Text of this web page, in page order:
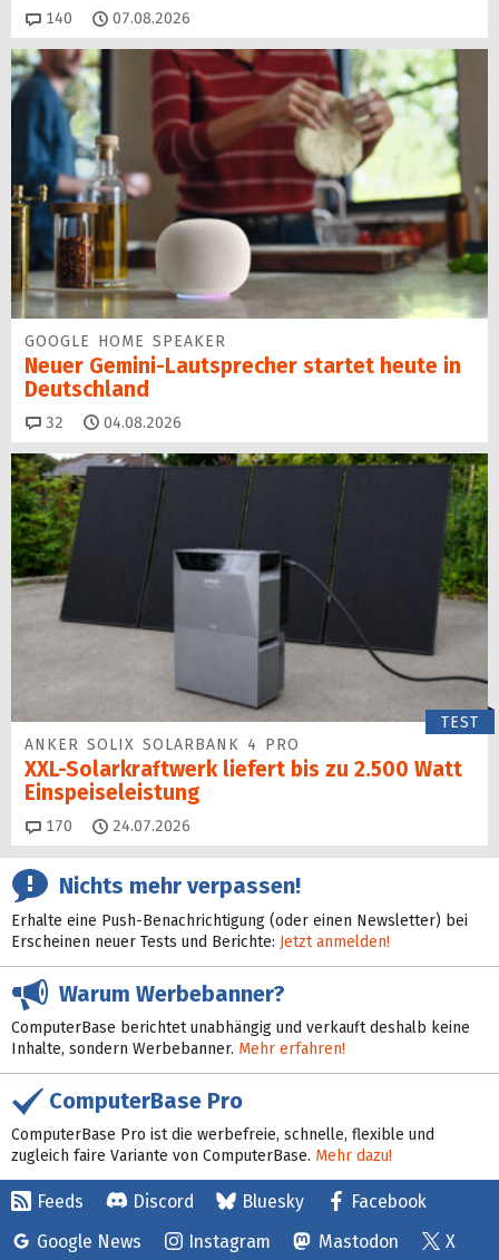
140 Kommentare
07.08.2026
GOOGLE HOME SPEAKER
Neuer Gemini-Laut­spre­cher startet heu­te in
Deutschland
32 Kommentare
04.08.2026
TEST
ANKER SOLIX SOLARBANK 4 PRO
XXL-Solarkraftwerk liefert bis zu 2.500 Watt
Einspeise­leistung
170 Kommentare
24.07.2026
Nichts mehr verpassen!
Erhalte eine Push-Benachrichtigung (oder einen Newsletter) bei
Erscheinen neuer Tests und Berichte: Jetzt anmelden!
Warum Werbebanner?
ComputerBase berichtet unabhängig und verkauft deshalb keine
Inhalte, sondern Werbebanner. Mehr erfahren!
ComputerBase Pro
ComputerBase Pro ist die werbefreie, schnelle, flexible und
zugleich faire Variante von ComputerBase. Mehr dazu!
Feeds Discord Bluesky
Facebook
Google News
Instagram Mastodon X